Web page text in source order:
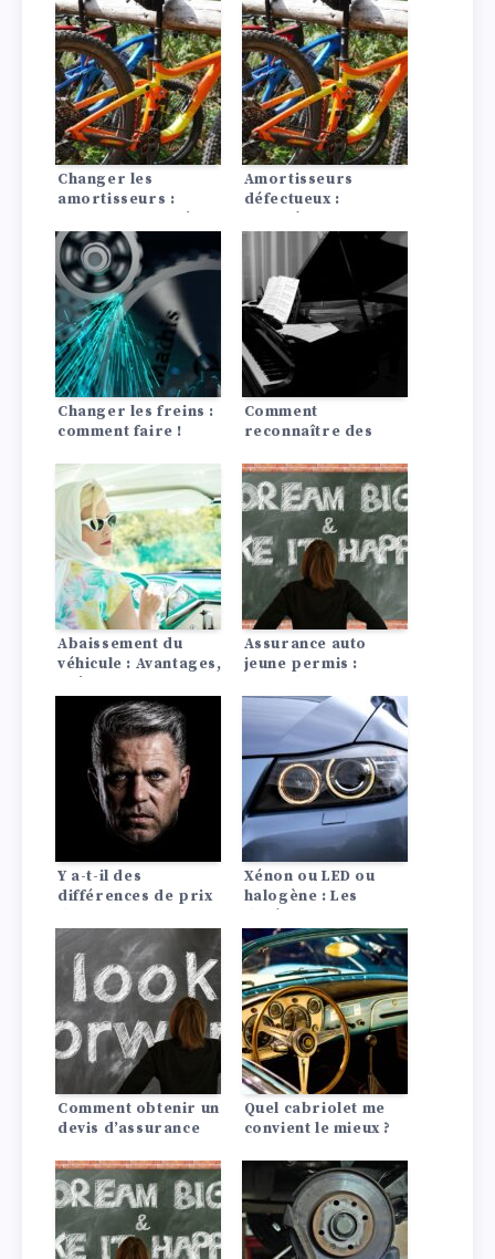
Changer les
amortisseurs :
Amortisseurs
défectueux :
conséquences
Changer les freins :
comment faire !
Comment
reconnaître des
défectueux ?
Abaissement du
véhicule : Avantages,
savoir
Assurance auto
jeune permis :
moins cher
Y a-t-il des
différences de prix
entre les Lada?
Xénon ou LED ou
halogène : Les
coup d’œil !
Comment obtenir un
devis d’assurance
Quel cabriolet me
convient le mieux ?